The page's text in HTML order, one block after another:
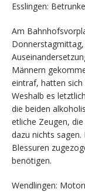
Esslingen:
Am
Männern
eintraf, hatten sich
Weshalb es
die beiden
etliche Zeugen,
dazu nichts
Blessuren
benötigen.
Wendlingen: